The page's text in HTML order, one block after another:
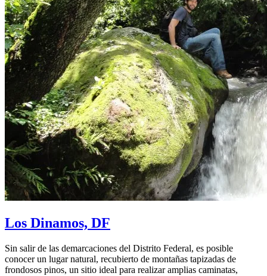
Los Dinamos, DF
Sin salir de las demarcaciones del Distrito Federal, es posible
conocer un lugar natural, recubierto de montañas tapizadas de
frondosos pinos, un sitio ideal para realizar amplias caminatas,